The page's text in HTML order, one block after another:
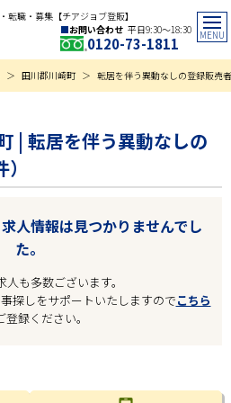
職・募集【チアジョブ登販】
お問い合わせ 平日9:30〜18:30
0120-73-1811
田川郡川崎町 転居を伴う異動なしの登録販売
| 転居を伴う異動なしの
人情報は見つかりませんでし
た。
人も多数ございます。
探しをサポートいたしますのでこちら
登録ください。